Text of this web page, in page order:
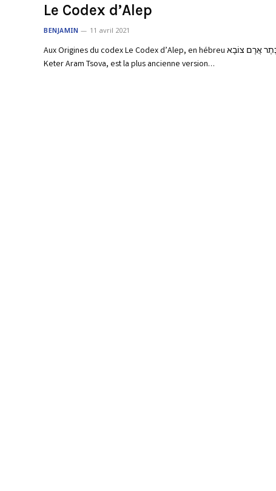
Le Codex d’Alep
BENJAMIN 11 avril 2021
Aux Origines du codex Le Codex d’Alep, en hébreu כֶּתֶר אֲרָם צוֹבָא
Keter Aram Tsova, est la plus ancienne version…